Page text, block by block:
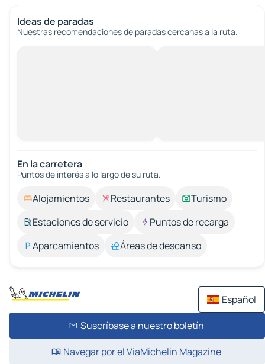
Ideas de paradas
Nuestras recomendaciones de paradas cercanas a la ruta.
En la carretera
Puntos de interés a lo largo de su ruta.
Alojamientos Restaurantes
Turismo
Estaciones de servicio
Puntos de recarga
Aparcamientos
Áreas de descanso
Español
Suscríbase a nuestro boletín
Navegar por el ViaMichelin Magazine